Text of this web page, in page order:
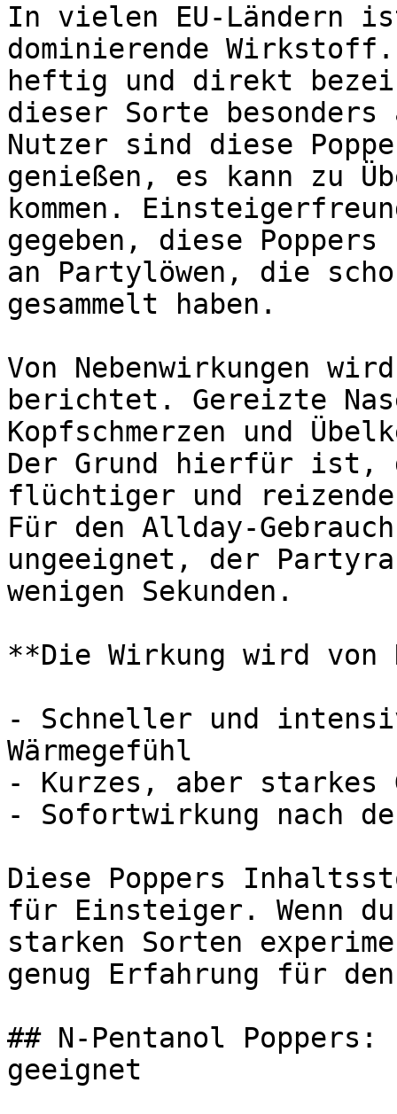
In vielen EU-Ländern
dominierende
heftig und direkt
dieser Sorte
Nutzer sind diese
genießen, es kann zu
kommen.
gegeben, diese
an Partylöwen, die
gesammelt haben.
Von Nebenwirkungen
berichtet. Gereizte
Kopfschmerzen und
Der Grund hierfür
flüchtiger und
Für den Allday-
ungeeignet, der
wenigen Sekunden.
**Die Wirkung wird von
- Schneller und
Wärmegefühl
- Kurzes, aber starkes
- Sofortwirkung nach
Diese Poppers
für Einsteiger. Wenn
starken Sorten
genug Erfahrung für
## N-Pentanol
geeignet